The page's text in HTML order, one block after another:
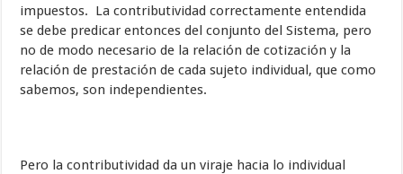
impuestos. La contributividad correctamente entendida
se debe predicar entonces del conjunto del Sistema, pero
no de modo necesario de la relación de cotización y la
relación de prestación de cada sujeto individual, que como
sabemos, son independientes.
Pero la contributividad da un viraje hacia lo individual